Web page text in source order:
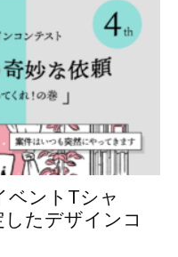
ベントTシャ
たデザインコ